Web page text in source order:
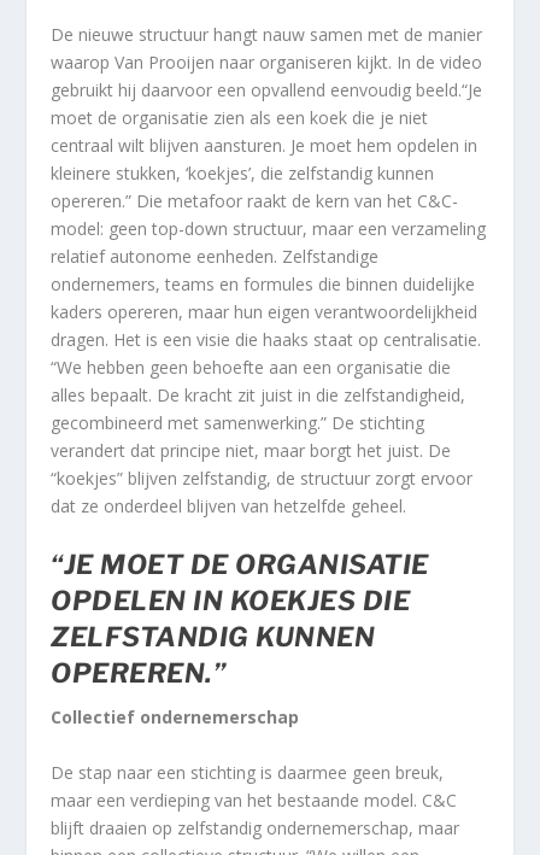
De nieuwe structuur hangt nauw samen met de manier
waarop Van Prooijen naar organiseren kijkt. In de video
gebruikt hij daarvoor een opvallend eenvoudig beeld.“Je
moet de organisatie zien als een koek die je niet
centraal wilt blijven aansturen. Je moet hem opdelen in
kleinere stukken, ‘koekjes’, die zelfstandig kunnen
opereren.” Die metafoor raakt de kern van het C&C-
model: geen top-down structuur, maar een verzameling
relatief autonome eenheden. Zelfstandige
ondernemers, teams en formules die binnen duidelijke
kaders opereren, maar hun eigen verantwoordelijkheid
dragen. Het is een visie die haaks staat op centralisatie.
“We hebben geen behoefte aan een organisatie die
alles bepaalt. De kracht zit juist in die zelfstandigheid,
gecombineerd met samenwerking.” De stichting
verandert dat principe niet, maar borgt het juist. De
“koekjes” blijven zelfstandig, de structuur zorgt ervoor
dat ze onderdeel blijven van hetzelfde geheel.
“JE MOET DE ORGANISATIE
OPDELEN IN KOEKJES DIE
ZELFSTANDIG KUNNEN
OPEREREN.”
Collectief ondernemerschap
De stap naar een stichting is daarmee geen breuk,
maar een verdieping van het bestaande model. C&C
blijft draaien op zelfstandig ondernemerschap, maar